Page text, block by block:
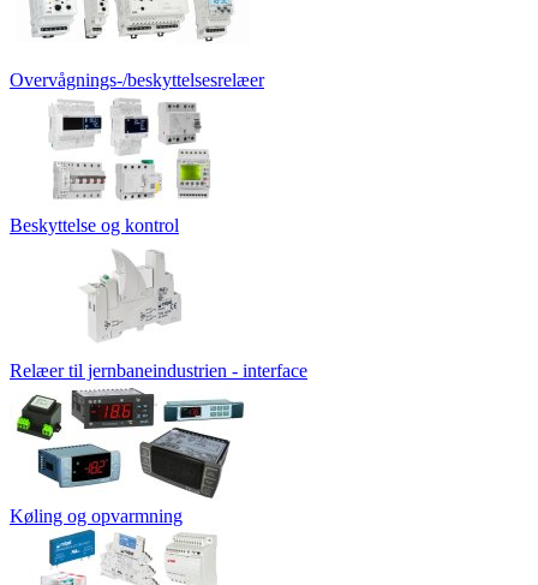
Overvågnings-/beskyttelsesrelæer
Beskyttelse og kontrol
Relæer til jernbaneindustrien - interface
Køling og opvarmning